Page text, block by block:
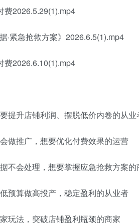
费2026.5.29(1).mp4
·紧急抢救方案》2026.6.5(1).mp4
费2026.6.10(1).mp4
提升店铺利润、摆脱低价内卷的从业
做推广，想要优化付费效果的运营
不会处理，想要掌握应急抢救方案的
预算做高投产，稳定盈利的从业者
玩法，突破店铺盈利瓶颈的商家